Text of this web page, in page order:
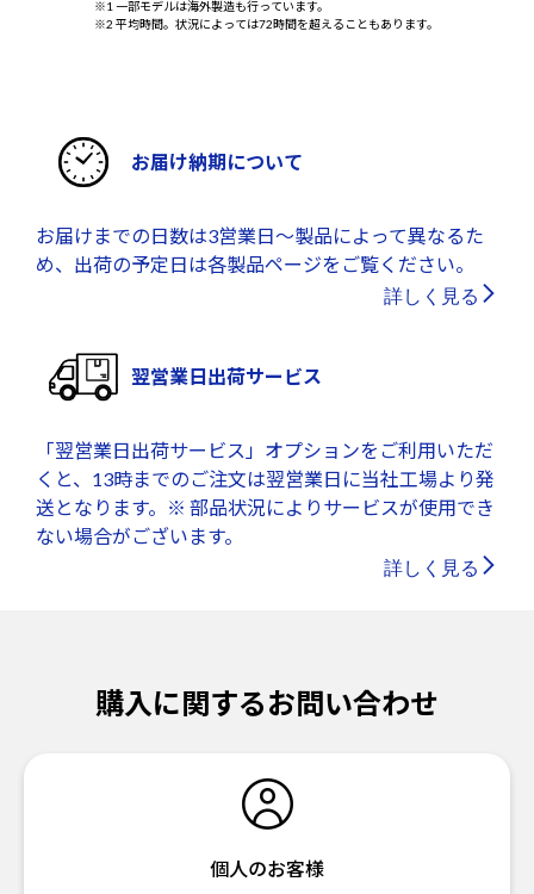
※1 一部モデルは海外製造も行っています。
※2 平均時間。状況によっては72時間を超えることもあります。
お届け納期について
お届けまでの日数は3営業日～製品によって異なるた
め、出荷の予定日は各製品ページをご覧ください。
詳しく見る
翌営業日出荷サービス
「翌営業日出荷サービス」オプションをご利用いただ
くと、13時までのご注文は翌営業日に当社工場より発
送となります。※ 部品状況によりサービスが使用でき
ない場合がございます。
詳しく見る
購入に関するお問い合わせ
個人のお客様